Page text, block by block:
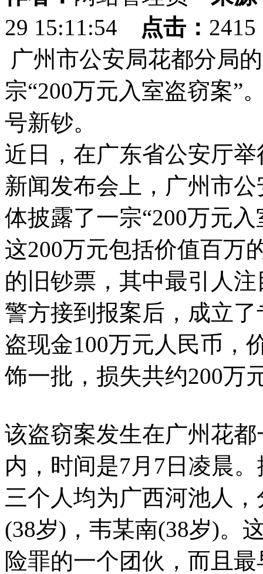
29 15:11:54
点击：
广州市公安局花都分局
宗“200万元入室盗窃案”
号新钞。
近日，在广东省公安厅
新闻发布会上，广州市
体披露了一宗“200万元
这200万元包括价值百万
的旧钞票，其中最引人
警方接到报案后，成立
盗现金100万元人民币，
饰一批，损失共约200万
该盗窃案发生在广州花
内，时间是7月7日凌晨
三个人均为广西河池人
(38岁)，韦某南(38岁)。
险罪的一个团伙，而且